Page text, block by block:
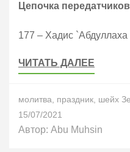
Цепочка
177 – Хадис
ЧИТАТЬ ДАЛЕЕ
молитва праздник шейх
15/07/2021
Автор: Abu Muhsin